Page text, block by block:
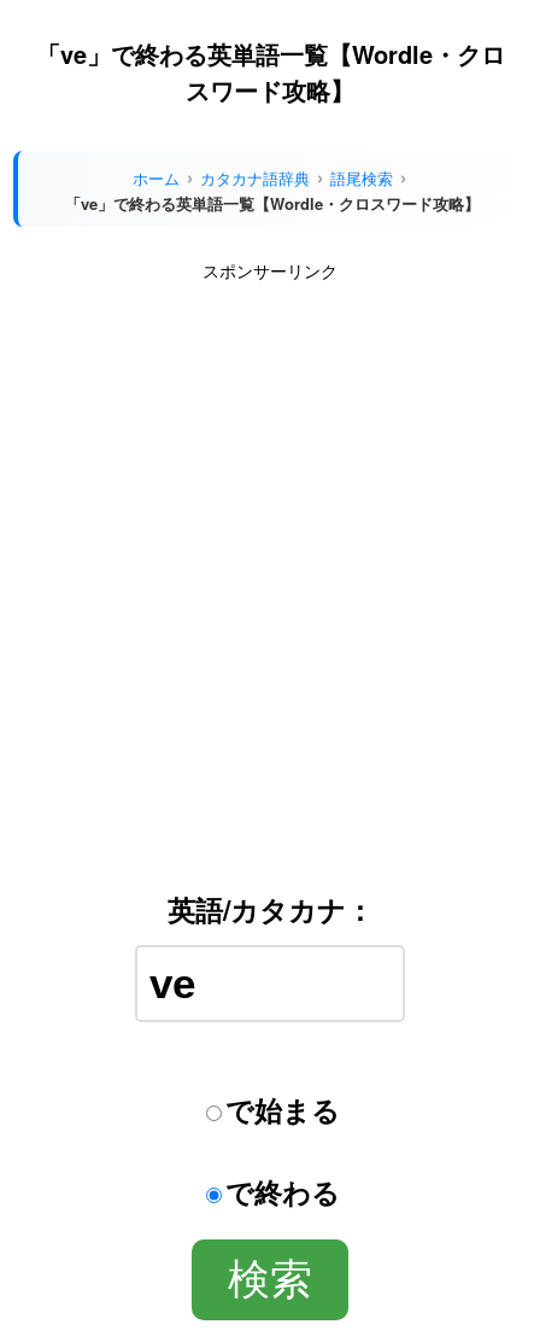
「ve」で終わる英単語一覧【Wordle・クロ
スワード攻略】
ホーム カタカナ語辞典
語尾検索
「ve」で終わる英単語一覧【Wordle・クロスワード攻略】
スポンサーリンク
英語/カタカナ：
で始まる
で終わる